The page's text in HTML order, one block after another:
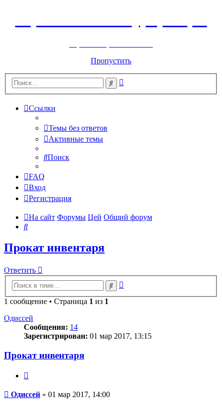
Пропустить
Поиск
Ссылки
Темы без ответов
Активные темы
Поиск
FAQ
Вход
Регистрация
На сайт Форумы Цей Общий форум
Поиск
Прокат инвентаря
Ответить
Поиск
1 сообщение • Страница 1 из 1
Одиссей
Сообщения: 14
Зарегистрирован: 01 мар 2017, 13:15
Прокат инвентаря
Сообщение
Одиссей » 01 мар 2017, 14:00